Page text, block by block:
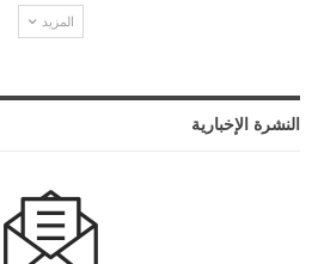
المزيد
النشرة الإخبارية